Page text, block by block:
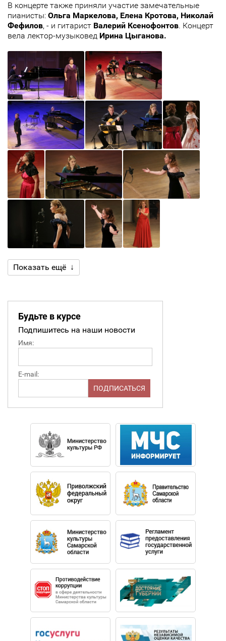
В концерте также приняли участие замечательные
пианисты: Ольга Маркелова, Елена Кротова, Николай
Фефилов, - и гитарист Валерий Ксенофонтов. Концерт
вела лектор-музыковед Ирина Цыганова.
Показать ещё ↓
Будьте в курсе
Подпишитесь на наши новости
Имя:
E-mail: